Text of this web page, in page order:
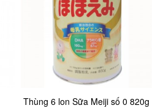
Thùng 6 lon Sữa Meiji số 0 820g